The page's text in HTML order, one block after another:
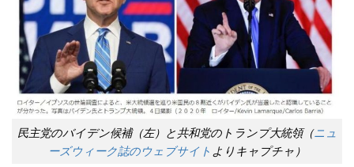
民主党のバイデン候補（左）と共和党のトランプ大統領（ニュ
ーズウィーク誌のウェブサイト よりキャプチャ）